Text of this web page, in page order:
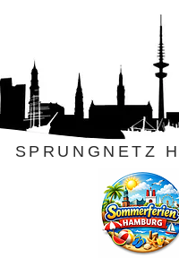
SPRUNGNETZ